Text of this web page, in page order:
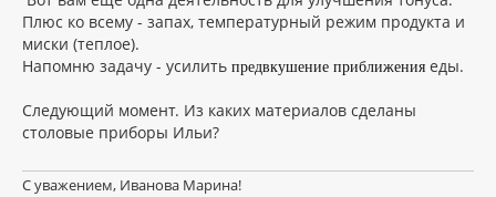
Плюс ко всему - запах, температурный режим продукта и
миски (теплое).
Напомню задачу - усилить предвкушение приближения еды.
Следующий момент. Из каких материалов сделаны
столовые приборы Ильи?
С уважением, Иванова Марина!